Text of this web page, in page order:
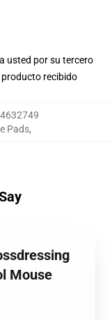
usted por su tercero
producto recibido
Pads,
Mouse